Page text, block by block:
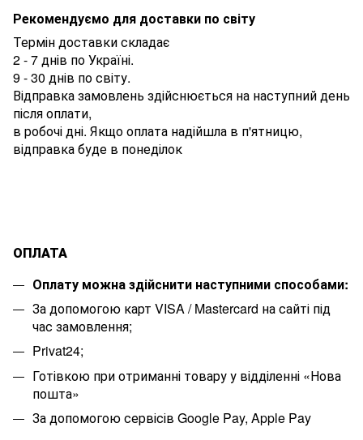
Рекомендуємо для доставки по світу
Термін доставки складає
2 - 7 днів по Україні.
9 - 30 днів по світу.
Відправка замовлень здійснюється на наступний день
після оплати,
в робочі дні. Якщо оплата надійшла в п'ятницю,
відправка буде в понеділок
ОПЛАТА
Оплату можна здійснити наступними способами:
За допомогою карт VISA / Mastercard на сайті під
час замовлення;
Privat24;
Готівкою при отриманні товару у відділенні «Нова
пошта»
За допомогою сервісів Google Pay, Apple Pay